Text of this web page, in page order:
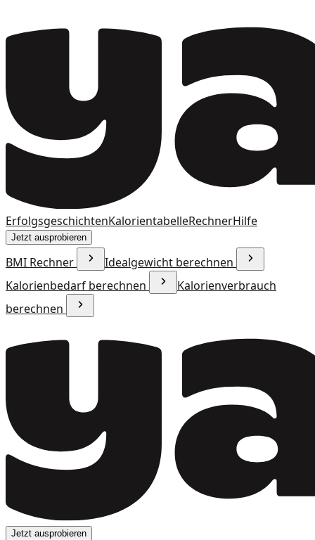
ErfolgsgeschichtenKalorientabelleRechnerHilfe
Jetzt ausprobieren
BMI Rechner
Idealgewicht berechnen
Kalorienbedarf berechnen
Kalorienverbrauch
berechnen
Jetzt ausprobieren